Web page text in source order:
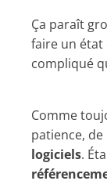
Ça paraît
faire un état
compliqué
Comme
patience, de
logiciels.